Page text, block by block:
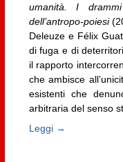
umanità. I drammi
dell’antropo-poiesi
Deleuze e Félix
di fuga e di
il rapporto
che ambisce
esistenti che
arbitraria del senso
Leggi →